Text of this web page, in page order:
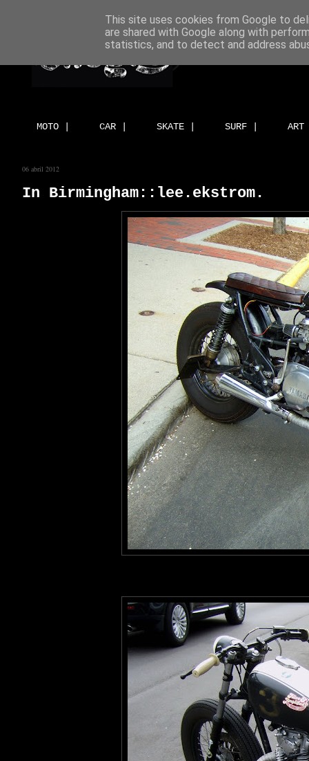
MOTO | CAR | SKATE | SURF |
06 abril 2012
In Birmingham::lee.ekstrom.
This site uses cookies from Google to
are shared with Google along with
statistics, and to detect and address